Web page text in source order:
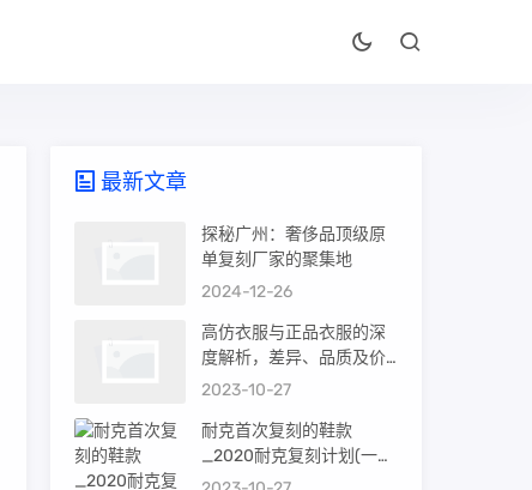
最新文章
探秘广州：奢侈品顶级原
单复刻厂家的聚集地
2024-12-26
高仿衣服与正品衣服的深
度解析，差异、品质及价
值
2023-10-27
耐克首次复刻的鞋款
_2020耐克复刻计划(一周
推荐)